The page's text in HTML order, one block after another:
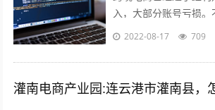
入，大部分账号亏损
他平台速卖通 ebay
2022-08-17 709
灌南电商产业园:连云港市灌南县，